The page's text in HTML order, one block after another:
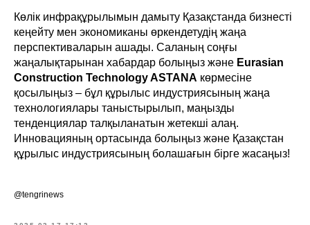
Көлік инфрақұрылымын дамыту Қазақстанда бизнесті
кеңейту мен экономиканы өркендетудің жаңа
перспективаларын ашады. Саланың соңғы
жаңалықтарынан хабардар болыңыз және Eurasian
Construction Technology ASTANA көрмесіне
қосылыңыз – бұл құрылыс индустриясының жаңа
технологиялары таныстырылып, маңызды
тенденциялар талқыланатын жетекші алаң.
Инновацияның ортасында болыңыз және Қазақстан
құрылыс индустриясының болашағын бірге жасаңыз!
@tengrinews